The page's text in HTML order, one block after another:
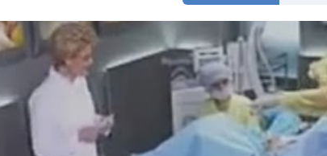
и Слава Великой
Награжден почетным
знаком
«Золотой
лучший
России